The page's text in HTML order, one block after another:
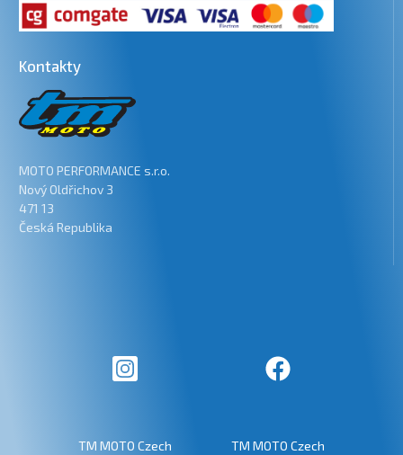
Kontakty
MOTO PERFORMANCE s.r.o.
Nový Oldřichov 3
471 13
Česká Republika
TM MOTO Czech TM MOTO Czech